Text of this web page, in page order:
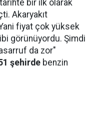
bir ilk olarak
Akaryakıt
fiyat çok yüksek
görünüyordu. Şimdi
da zor"
şehirde benzin